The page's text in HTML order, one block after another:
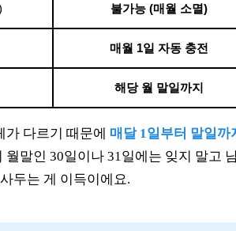
불가능 (매월 소멸)
매월 1일 자동 충전
해당 월 말일까지
가 다르기 때문에 매달 1일부터 말일까
말인 30일이나 31일에는 잊지 말고
두는 게 이득이에요.